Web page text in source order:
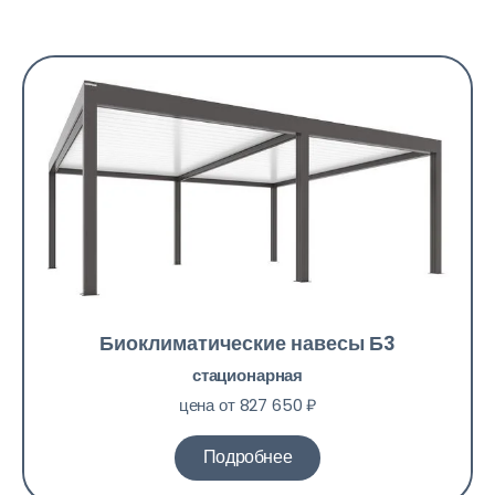
Биоклиматические навесы Б3
стационарная
цена от 827 650 ₽
Подробнее